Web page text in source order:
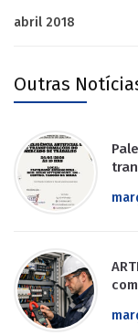
abril 2018
Outras